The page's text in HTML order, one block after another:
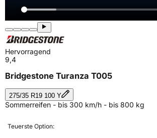
Hervorragend
9,4
Bridgestone Turanza T005
275/35 R19 100 Y
Sommerreifen - bis 300 km/h - bis 800 kg
Teuerste Option: